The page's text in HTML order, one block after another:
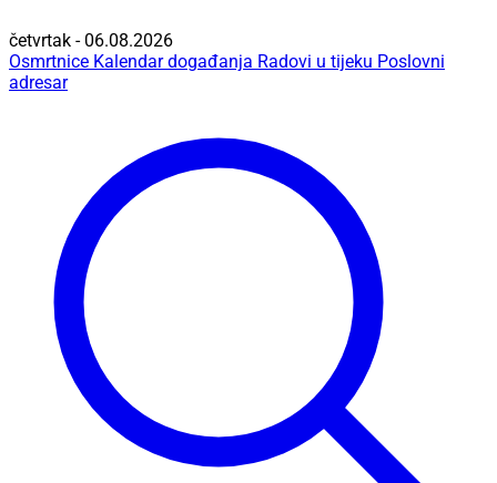
četvrtak - 06.08.2026
Osmrtnice Kalendar događanja Radovi u tijeku Poslovni
adresar